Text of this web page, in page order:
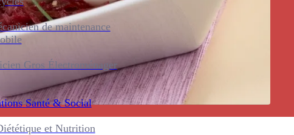
de maintenance
Gros Électroménager
Santé & Social
et Nutrition